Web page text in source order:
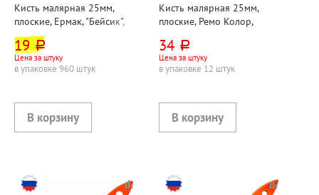
Кисть малярная 25мм,
плоские, Ермак, "Бейсик",
щетина натуральная,
материал ручки дерево
19 руб.
Цена за штуку
в упаковке 960 штук
Кисть малярная 25мм,
плоские, Ремо Колор,
натуральная, материал
ручки дерево
34 руб.
Цена за штуку
в упаковке 12 штук